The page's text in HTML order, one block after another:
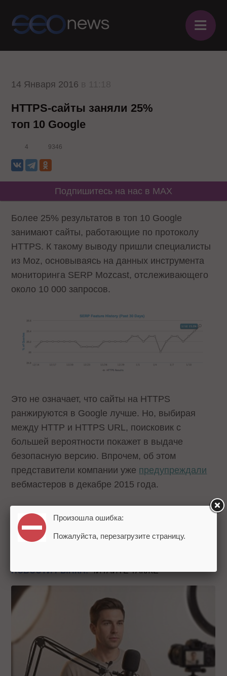
≡
14 Января 2016
HTTPS-сайты заняли 25%
топ 10 Google
4 9346
Подпишитесь на нас в MAX
Более 25% результатов в топ 10 Google
занимают сайты, работающие по протоколу
HTTPS. К такому выводу пришли специалисты
из Moz, основываясь на данных инструмента
мониторинга SERP Mozcast, отслеживающего
около 10 000 запросов.
Это не означает, что сайты на HTTPS
ранжируются в Google лучше. Но, выбирая
между HTTP и HTTPS URL, поисковик с
большей вероятности покажет в выдаче
безопасную версию. Впрочем, об этом
представители компании уже предупреждали
вебмастеров в декабре 2015 года.
Источник:Search Engine Roundtable
Теги:
НОВОСТИ РЫНКА:ЧИТАЙТЕ ТАКЖЕ
Произошла ошибка:
Пожалуйста, перезагрузите страницу.